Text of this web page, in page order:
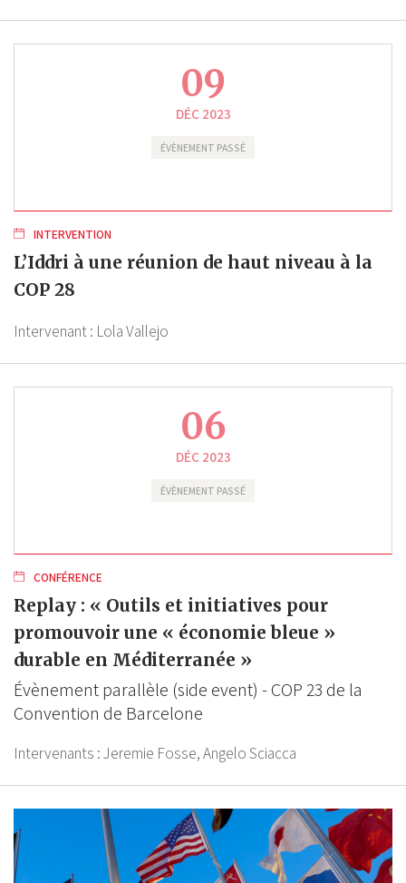
09
DÉC 2023
ÉVÈNEMENT PASSÉ
INTERVENTION
L’Iddri à une réunion de haut niveau à la
COP 28
Intervenant : Lola Vallejo
06
DÉC 2023
ÉVÈNEMENT PASSÉ
CONFÉRENCE
Replay : « Outils et initiatives pour
promouvoir une « économie bleue »
durable en Méditerranée »
Évènement parallèle (side event) - COP 23 de la
Convention de Barcelone
Intervenants :Jeremie Fosse,Angelo Sciacca